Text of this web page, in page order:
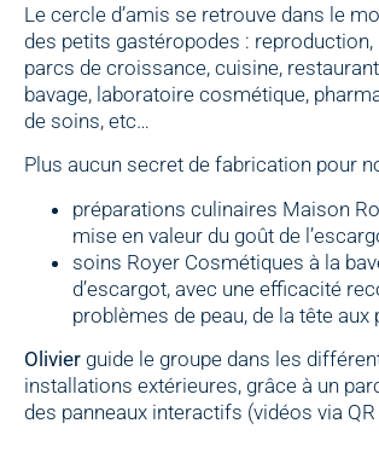
Le cercle d’amis se retrouve dans le
des petits gastéropodes : reproduction,
parcs de croissance, cuisine,
bavage, laboratoire cosmétique,
de soins, etc…
Plus aucun secret de fabrication pour
préparations culinaires Maison
mise en valeur du goût de
soins Royer Cosmétiques à la
d’escargot, avec une efficacité
problèmes de peau, de la tête aux
Olivier guide le groupe dans les
installations extérieures, grâce à un
des panneaux interactifs (vidéos via QR